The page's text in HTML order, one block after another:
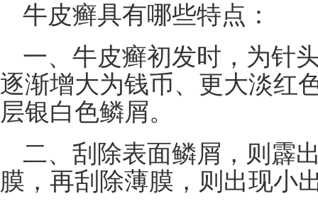
牛皮癣具有哪些特点：
一、牛皮癣初发时，为针
逐渐增大为钱币、更大淡红
层银白色鳞屑。
二、刮除表面鳞屑，则霹
膜，再刮除薄膜，则出现小